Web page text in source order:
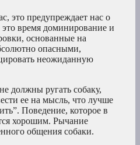
это предупреждает нас о
время доминирование и
основанные на
опасными,
неожиданную
должны ругать собаку,
ее на мысль, что лучше
Поведение, которое в
хорошим. Рычание
общения собаки.